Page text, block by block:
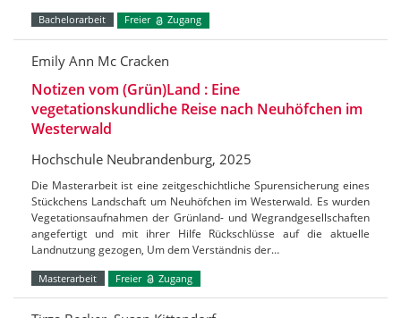
Bachelorarbeit Freier Zugang
Emily Ann Mc Cracken
Notizen vom (Grün)Land : Eine
vegetationskundliche Reise nach Neuhöfchen im
Westerwald
Hochschule Neubrandenburg, 2025
Die Masterarbeit ist eine zeitgeschichtliche Spurensicherung eines
Stückchens Landschaft um Neuhöfchen im Westerwald. Es wurden
Vegetationsaufnahmen der Grünland- und Wegrandgesellschaften
angefertigt und mit ihrer Hilfe Rückschlüsse auf die aktuelle
Landnutzung gezogen, Um dem Verständnis der…
Masterarbeit Freier Zugang